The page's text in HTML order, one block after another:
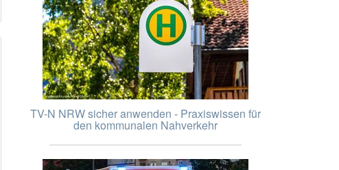
TV-N NRW sicher anwenden - Praxiswissen für
den kommunalen Nahverkehr